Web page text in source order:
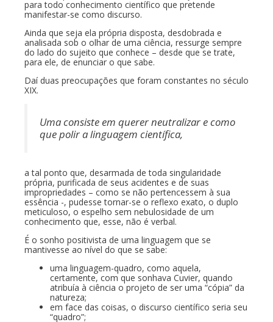
para todo conhecimento científico que pretende
manifestar-se como discurso.
Ainda que seja ela própria disposta, desdobrada e
analisada sob o olhar de uma ciência, ressurge sempre
do lado do sujeito que conhece – desde que se trate,
para ele, de enunciar o que sabe.
Daí duas preocupações que foram constantes no século
XIX.
Uma consiste em querer neutralizar e como
que polir a linguagem científica,
a tal ponto que, desarmada de toda singularidade
própria, purificada de seus acidentes e de suas
impropriedades – como se não pertencessem à sua
essência -, pudesse tornar-se o reflexo exato, o duplo
meticuloso, o espelho sem nebulosidade de um
conhecimento que, esse, não é verbal.
É o sonho positivista de uma linguagem que se
mantivesse ao nível do que se sabe:
uma linguagem-quadro, como aquela,
certamente, com que sonhava Cuvier, quando
atribuía à ciência o projeto de ser uma “cópia” da
natureza;
em face das coisas, o discurso científico seria seu
“quadro”;